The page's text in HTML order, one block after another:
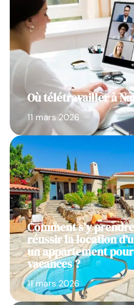
Où télétravailler à
11 mars 2026
Comment s’y
réussir la location
un appartement
vacances ?
11 mars 2026